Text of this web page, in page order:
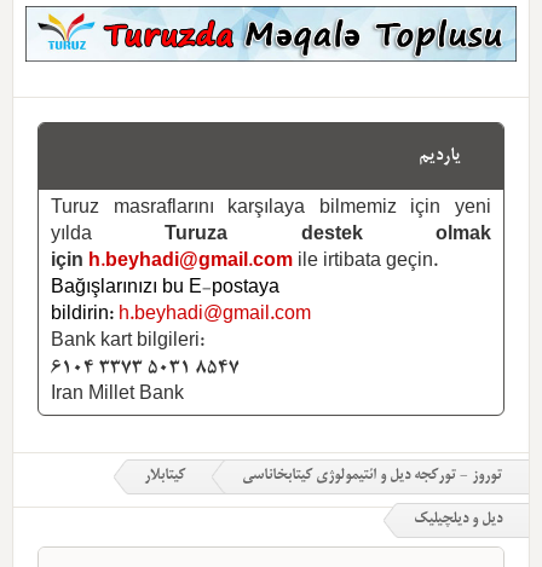
یاردیم
Turuz masraflarını karşılaya bilmemiz için yeni
yılda
Turuza destek olmak
için h.beyhadi@gmail.com ile irtibata geçin.
Bağışlarınızı bu E-postaya
bildirin: h.beyhadi@gmail.com
Bank kart bilgileri:
6104 3373 5031 8547
Iran Millet Bank
توروز - تورکجه دیل و ائتیمولوژی کیتابخاناسی کیتابلار
دیل و دیلچیلیک